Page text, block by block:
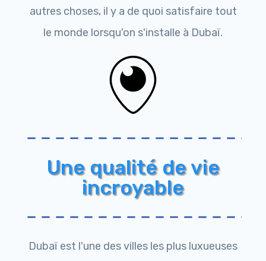
autres choses, il y a de quoi satisfaire tout
le monde lorsqu'on s'installe à Dubaï.
Une qualité de vie
incroyable
Dubaï est l'une des villes les plus luxueuses